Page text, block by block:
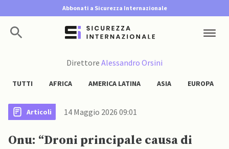
Abbonati a Sicurezza Internazionale
Direttore Alessandro Orsini
TUTTI AFRICA AMERICA LATINA ASIA EUROPA
Articoli 14 Maggio 2026 09:01
Onu: “Droni principale causa di